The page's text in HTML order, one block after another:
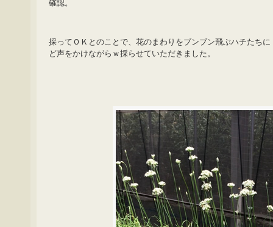
確認。
採ってＯＫとのことで、花のまわりをブンブン飛ぶハチたち
ど声をかけながらｗ採らせていただきました。